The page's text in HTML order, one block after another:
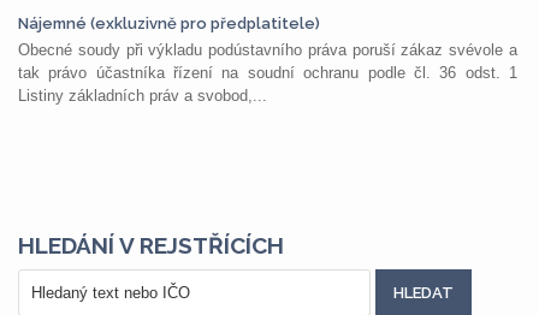
Nájemné (exkluzivně pro předplatitele)
Obecné soudy při výkladu podústavního práva poruší zákaz svévole a
tak právo účastníka řízení na soudní ochranu podle čl. 36 odst. 1
Listiny základních práv a svobod,...
HLEDÁNÍ V REJSTŘÍCÍCH